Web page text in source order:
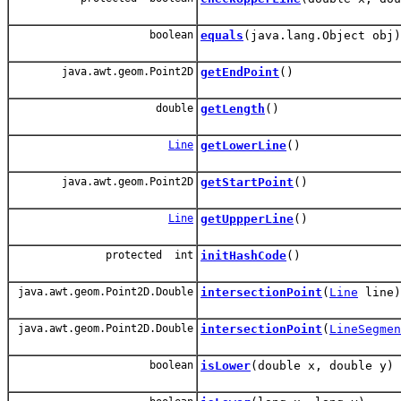
boolean equals (java.lang.Object obj)
java.awt.geom.Point2D getEndPoint ()
double getLength ()
Line getLowerLine()
java.awt.geom.Point2D getStartPoint ()
Line getUppperLine()
protected int initHashCode()
java.awt.geom.Point2D.Double intersectionPoint ( Line line)
java.awt.geom.Point2D.Double intersectionPoint (
boolean isLower(double x, double y)